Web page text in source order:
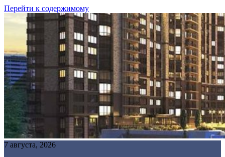
Перейти к содержимому
7 августа, 2026